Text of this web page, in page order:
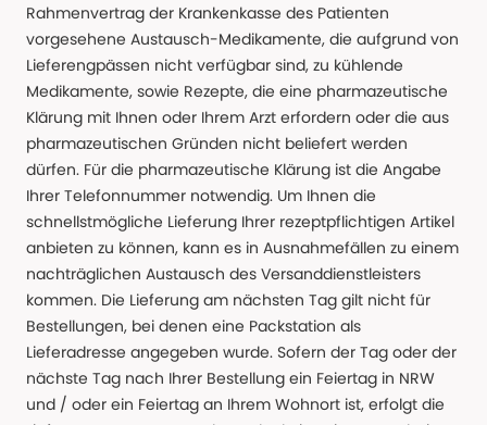
Rahmenvertrag der Krankenkasse des Patienten
vorgesehene Austausch-Medikamente, die aufgrund von
Lieferengpässen nicht verfügbar sind, zu kühlende
Medikamente, sowie Rezepte, die eine pharmazeutische
Klärung mit Ihnen oder Ihrem Arzt erfordern oder die aus
pharmazeutischen Gründen nicht beliefert werden
dürfen. Für die pharmazeutische Klärung ist die Angabe
Ihrer Telefonnummer notwendig. Um Ihnen die
schnellstmögliche Lieferung Ihrer rezeptpflichtigen Artikel
anbieten zu können, kann es in Ausnahmefällen zu einem
nachträglichen Austausch des Versanddienstleisters
kommen. Die Lieferung am nächsten Tag gilt nicht für
Bestellungen, bei denen eine Packstation als
Lieferadresse angegeben wurde. Sofern der Tag oder der
nächste Tag nach Ihrer Bestellung ein Feiertag in NRW
und / oder ein Feiertag an Ihrem Wohnort ist, erfolgt die